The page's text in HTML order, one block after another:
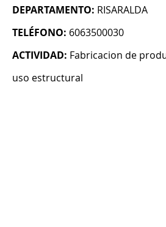
DEPARTAMENTO: RISARALDA
TELÉFONO: 6063500030
ACTIVIDAD: Fabricacion de
uso estructural